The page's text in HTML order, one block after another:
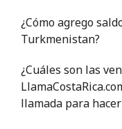
Línea fija ⁦4.9¢⁩
Celular ⁦29.9¢⁩
Turkmenistan
¿Cómo agrego
Turkmenistan?
¿Cuáles son las
llamada para